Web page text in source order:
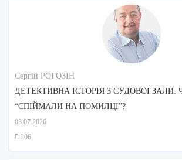
Сергій РОГОЗІН
ДЕТЕКТИВНА ІСТОРІЯ З СУДОВОЇ
“СПІЙМАЛИ НА ПОМИЛЦІ”?
03.07.2026
206